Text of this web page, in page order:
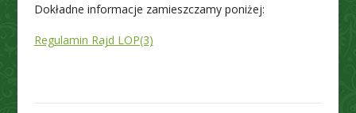
Dokładne informacje zamieszczamy poniżej:
Regulamin Rajd LOP(3)